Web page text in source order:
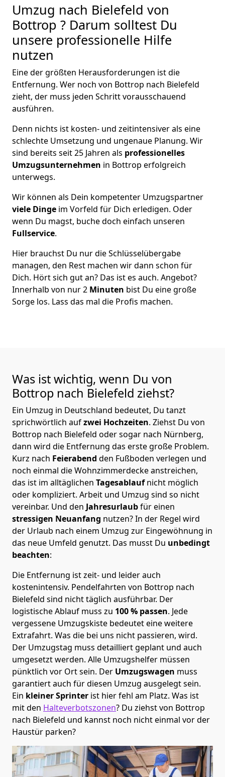
Umzug nach Bielefeld von
Bottrop ? Darum solltest Du
unsere professionelle Hilfe
nutzen
Eine der größten Herausforderungen ist die
Entfernung. Wer noch von Bottrop nach Bielefeld
zieht, der muss jeden Schritt vorausschauend
ausführen.
Denn nichts ist kosten- und zeitintensiver als eine
schlechte Umsetzung und ungenaue Planung. Wir
sind bereits seit 25 Jahren als professionelles
Umzugsunternehmen in Bottrop erfolgreich
unterwegs.
Wir können als Dein kompetenter Umzugspartner
viele Dinge im Vorfeld für Dich erledigen. Oder
wenn Du magst, buche doch einfach unseren
Fullservice.
Hier brauchst Du nur die Schlüsselübergabe
managen, den Rest machen wir dann schon für
Dich. Hört sich gut an? Das ist es auch. Angebot?
Innerhalb von nur 2 Minuten bist Du eine große
Sorge los. Lass das mal die Profis machen.
Was ist wichtig, wenn Du von
Bottrop nach Bielefeld ziehst?
Ein Umzug in Deutschland bedeutet, Du tanzt
sprichwörtlich aufzwei Hochzeiten. Ziehst Du von
Bottrop nach Bielefeld oder sogar nach Nürnberg,
dann wird die Entfernung das erste große Problem.
Kurz nach Feierabend den Fußboden verlegen und
noch einmal die Wohnzimmerdecke anstreichen,
das ist im alltäglichen Tagesablaufnicht möglich
oder kompliziert. Arbeit und Umzug sind so nicht
vereinbar. Und den Jahresurlaubfür einen
stressigen Neuanfang nutzen? In der Regel wird
der Urlaub nach einem Umzug zur Eingewöhnung in
das neue Umfeld genutzt. Das musst Du unbedingt
beachten:
Die Entfernung ist zeit- und leider auch
kostenintensiv. Pendelfahrten von Bottrop nach
Bielefeld sind nicht täglich ausführbar. Der
logistische Ablauf muss zu 100 % passen. Jede
vergessene Umzugskiste bedeutet eine weitere
Extrafahrt. Was die bei uns nicht passieren, wird.
Der Umzugstag muss detailliert geplant und auch
umgesetzt werden. Alle Umzugshelfer müssen
pünktlich vor Ort sein. Der Umzugswagen muss
garantiert auch für diesen Umzug ausgelegt sein.
Ein kleiner Sprinter ist hier fehl am Platz. Was ist
mit den Halteverbotszonen? Du ziehst von Bottrop
nach Bielefeld und kannst noch nicht einmal vor der
Haustür parken?